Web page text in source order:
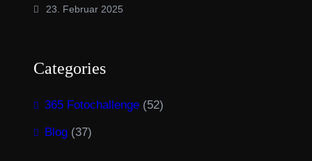
23. Februar 2025
Categories
365 Fotochallenge (52)
Blog (37)